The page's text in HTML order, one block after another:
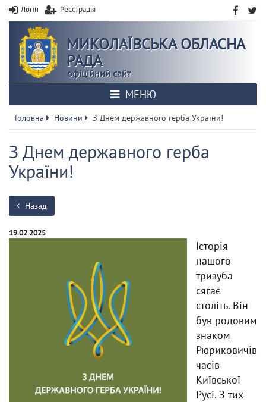
Логін Реєстрація
МИКОЛАЇВСЬКА ОБЛАСНА
РАДА
офіційний сайт
МЕНЮ
Головна Новини З Днем державного герба України!
З Днем державного герба
України!
Назад
19.02.2025
Історія
нашого
тризуба
сягає
століть. Він
був родовим
знаком
Рюриковичів
часів
Київської
Русі. З тих